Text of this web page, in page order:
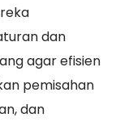
dan
agar efisien
pemisahan
dan